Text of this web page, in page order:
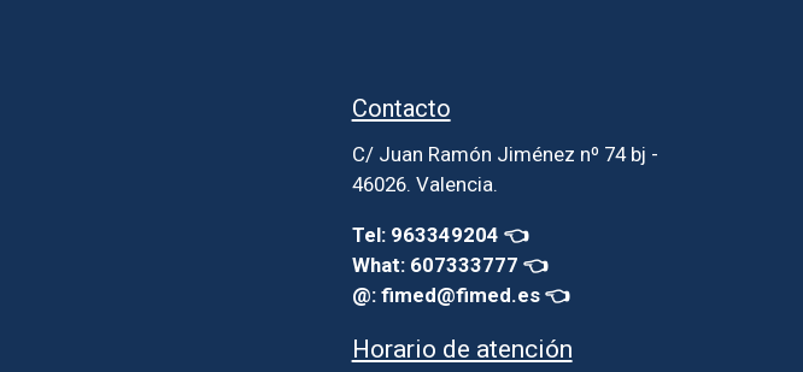
Contacto
C/ Juan Ramón Jiménez nº 74 bj -
46026. Valencia.
Tel: 963349204 👈
What: 607333777 👈
@: fimed@fimed.es 👈
Horario de atención